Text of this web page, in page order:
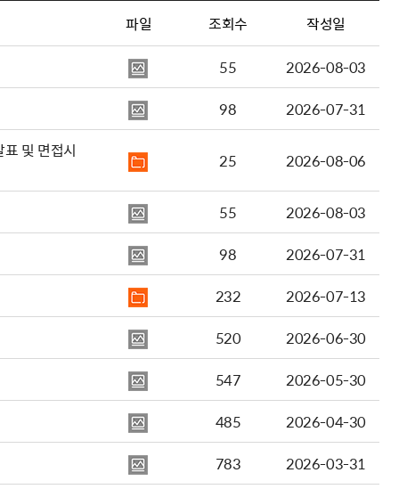
파일 조회수 작성일
55
2026-08-03
98
2026-07-31
및 면접시
25 2026-08-06
55
2026-08-03
98
2026-07-31
232
2026-07-13
520
2026-06-30
547
2026-05-30
485
2026-04-30
783
2026-03-31